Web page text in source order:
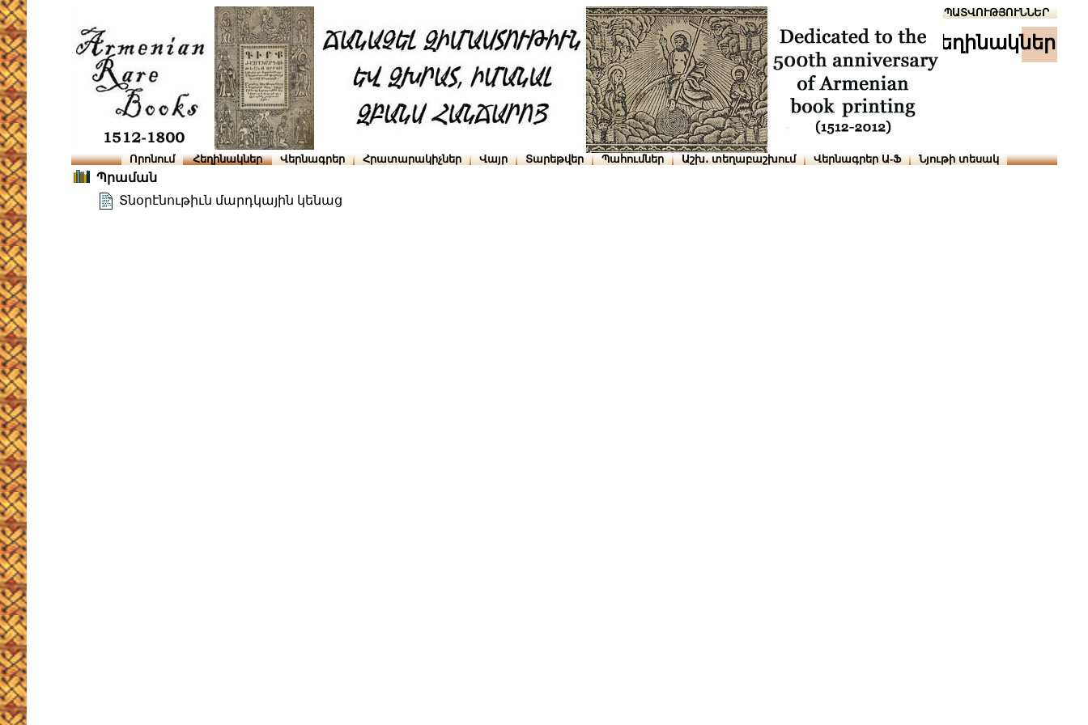
ՆԱԽԱՊԱՏՎՈՒԹՅՈՒՆՆԵՐ
հեղինակներ
Որոնում Հեղինակներ Վերնագրեր Հրատարակիչներ Վայր Տարեթվեր Պահումներ Աշխ․ տեղաբաշխում Վերնագրեր Ա-Ֆ Նյութի տեսակ
Պրաման
Տնօրէնութիւն մարդկային կենաց